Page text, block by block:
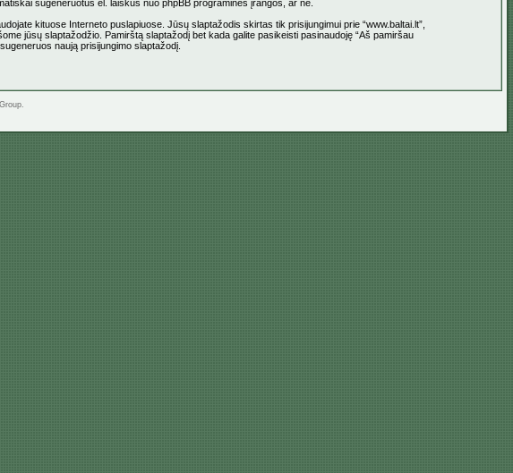
sugeneruotus el. laiškus nuo phpBB programinės įrangos, ar ne.
kituose Interneto puslapiuose. Jūsų slaptažodis skirtas tik prisijungimui prie “www.baltai.lt”,
jūsų slaptažodžio. Pamirštą slaptažodį bet kada galite pasikeisti pasinaudoję “Aš pamiršau
naują prisijungimo slaptažodį.